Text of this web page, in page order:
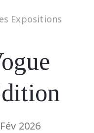
Expositions
2026